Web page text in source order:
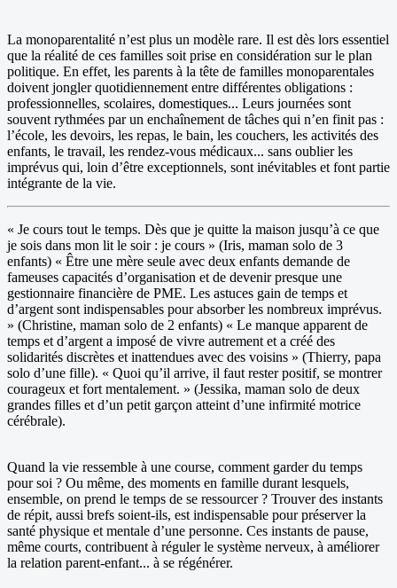
La monoparentalité n’est plus un modèle rare. Il est dès lors essentiel
que la réalité de ces familles soit prise en considération sur le plan
politique. En effet, les parents à la tête de familles monoparentales
doivent jongler quotidiennement entre différentes obligations :
professionnelles, scolaires, domestiques... Leurs journées sont
souvent rythmées par un enchaînement de tâches qui n’en finit pas :
l’école, les devoirs, les repas, le bain, les couchers, les activités des
enfants, le travail, les rendez-vous médicaux... sans oublier les
imprévus qui, loin d’être exceptionnels, sont inévitables et font partie
intégrante de la vie.
« Je cours tout le temps. Dès que je quitte la maison jusqu’à ce que
je sois dans mon lit le soir : je cours » (Iris, maman solo de 3
enfants) « Être une mère seule avec deux enfants demande de
fameuses capacités d’organisation et de devenir presque une
gestionnaire financière de PME. Les astuces gain de temps et
d’argent sont indispensables pour absorber les nombreux imprévus.
» (Christine, maman solo de 2 enfants) « Le manque apparent de
temps et d’argent a imposé de vivre autrement et a créé des
solidarités discrètes et inattendues avec des voisins » (Thierry, papa
solo d’une fille). « Quoi qu’il arrive, il faut rester positif, se montrer
courageux et fort mentalement. » (Jessika, maman solo de deux
grandes filles et d’un petit garçon atteint d’une infirmité motrice
cérébrale).
Quand la vie ressemble à une course, comment garder du temps
pour soi ? Ou même, des moments en famille durant lesquels,
ensemble, on prend le temps de se ressourcer ? Trouver des instants
de répit, aussi brefs soient-ils, est indispensable pour préserver la
santé physique et mentale d’une personne. Ces instants de pause,
même courts, contribuent à réguler le système nerveux, à améliorer
la relation parent-enfant... à se régénérer.